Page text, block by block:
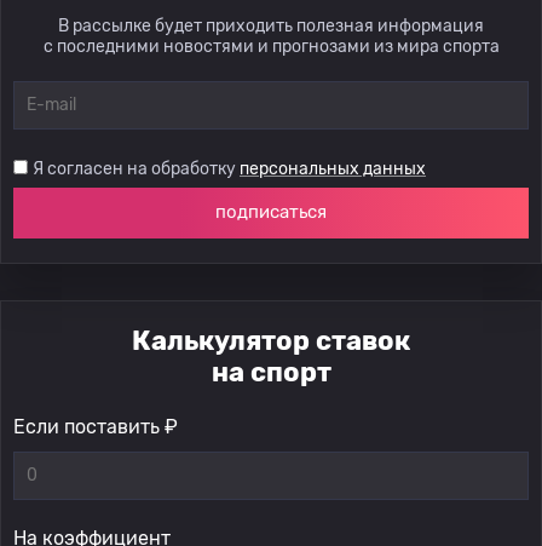
В рассылке будет приходить полезная информация
с последними новостями и прогнозами из мира спорта
Я согласен на обработку персональных данных
подписаться
Калькулятор ставок
на спорт
Если поставить ₽
На коэффициент